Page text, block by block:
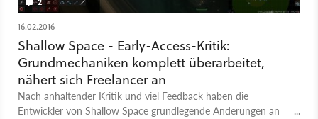
16.02.2016
Shallow Space - Early-Access-Kritik:
Grundmechaniken komplett überarbeitet,
nähert sich Freelancer an
Nach anhaltender Kritik und viel Feedback haben die
Entwickler von Shallow Space grundlegende Änderungen an